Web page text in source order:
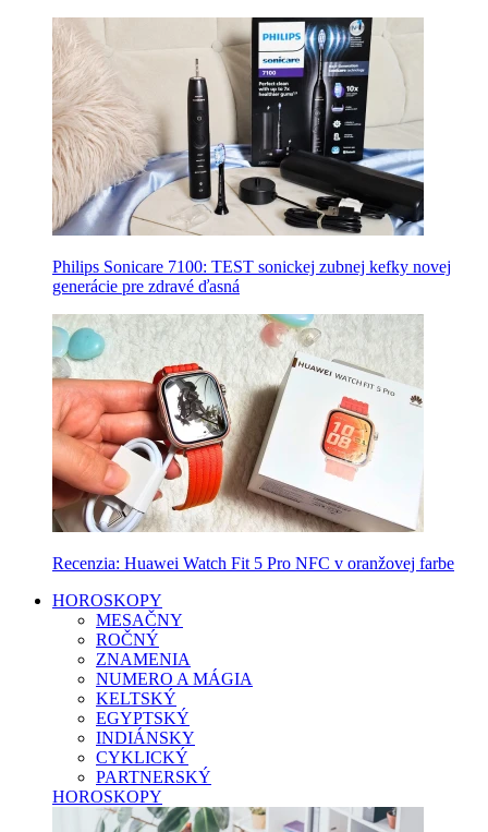
Philips Sonicare 7100: TEST sonickej zubnej kefky novej
generácie pre zdravé ďasná
Recenzia: Huawei Watch Fit 5 Pro NFC v oranžovej farbe
HOROSKOPY
MESAČNY
ROČNÝ
ZNAMENIA
NUMERO A MÁGIA
KELTSKÝ
EGYPTSKÝ
INDIÁNSKY
CYKLICKÝ
PARTNERSKÝ
HOROSKOPY